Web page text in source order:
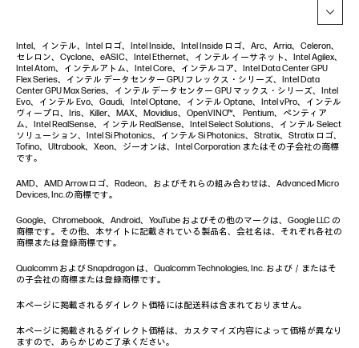
Intel、インテル、Intel ロゴ、Intel Inside、Intel Inside ロゴ、Arc、Arria、Celeron、
セレロン、Cyclone、eASIC、Intel Ethernet、インテル イーサネット、Intel Agilex、
Intel Atom、インテルアトム、Intel Core、インテルコア、Intel Data Center GPU
Flex Series、インテル データセンター GPU フレックス・シリーズ、Intel Data
Center GPU Max Series、インテル データセンター GPU マックス・シリーズ、Intel
Evo、インテル Evo、Gaudi、Intel Optane、インテル Optane、Intel vPro、インテル
ヴィープロ、Iris、Killer、MAX、Movidius、OpenVINO™、 Pentium、ペンティア
ム、Intel RealSense、インテル RealSense、Intel Select Solutions、インテル Select
ソリューション、Intel Si Photonics、インテル Si Photonics、Stratix、Stratix ロゴ、
Tofino、Ultrabook、Xeon、ジーオンは、Intel Corporation またはその子会社の商標
です。
AMD、AMD Arrowロゴ、Radeon、およびそれらの組み合わせは、Advanced Micro
Devices, Inc.の商標です。
Google、Chromebook、Android、YouTube およびその他のマークは、Google LLC の
商標です。その他、本サイトに記載されている製品名、会社名は、それぞれ各社の
商標または登録商標です。
Qualcomm および Snapdragon は、Qualcomm Technologies, Inc. および／またはそ
の子会社の商標または登録商標です。
本ページに掲載されるダイレクト価格には配送料は含まれておりません。
本ページに掲載されるダイレクト価格は、カスタマイズ内容によって価格が異なり
ますので、あらかじめご了承ください。